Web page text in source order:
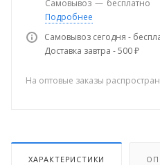
Самовывоз — бесплатно
Подробнее
Самовывоз сегодня -
Доставка завтра - 500 ₽
На оптовые заказы
ХАРАКТЕРИСТИКИ